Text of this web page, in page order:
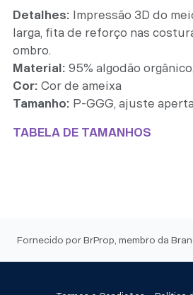
Detalhes: Impressão 3D do
larga, fita de reforço nas
ombro.
Material: 95% algodão
Cor: Cor de ameixa
Tamanho: P-GGG, ajuste
TABELA DE TAMANHOS
Fornecido por BrProp, membro da